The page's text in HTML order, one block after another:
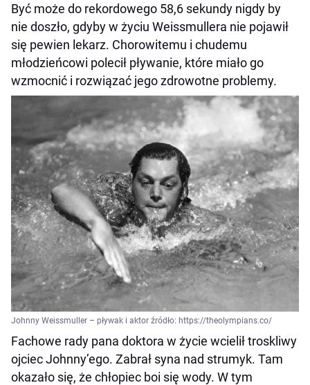
Być może do rekordowego 58,6 sekundy nigdy by
nie doszło, gdyby w życiu Weissmullera nie pojawił
się pewien lekarz. Chorowitemu i chudemu
młodzieńcowi polecił pływanie, które miało go
wzmocnić i rozwiązać jego zdrowotne problemy.
Johnny Weissmuller – pływak i aktor źródło: https://theolympians.co/
Fachowe rady pana doktora w życie wcielił troskliwy
ojciec Johnny’ego. Zabrał syna nad strumyk. Tam
okazało się, że chłopiec boi się wody. W tym